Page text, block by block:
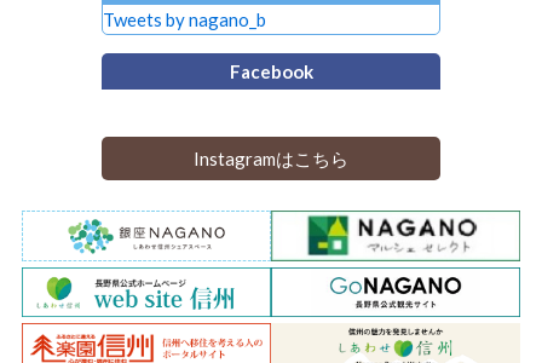
Tweets by nagano_b
Facebook
Instagramはこちら